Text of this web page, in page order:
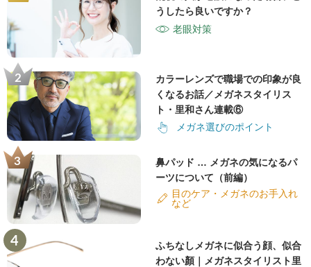
うしたら良いですか？
老眼対策
カラーレンズで職場での印象が良
くなるお話／メガネスタイリス
ト・里和さん連載⑥
メガネ選びのポイント
鼻パッド … メガネの気になるパ
ーツについて（前編）
目のケア・メガネのお手入れ
など
ふちなしメガネに似合う顔、似合
わない顏｜メガネスタイリスト里